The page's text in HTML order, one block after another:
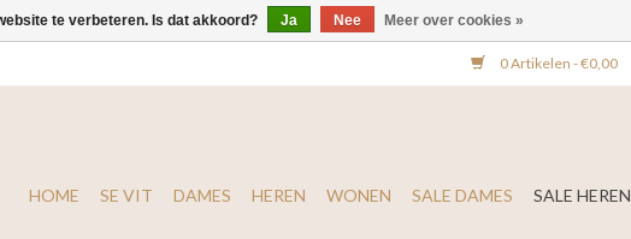
0 Artikelen - €0,00
HOME SE VIT DAMES HEREN WONEN SALE DAMES SALE HEREN
te verbeteren. Is dat akkoord? Ja Nee Meer over cookies »